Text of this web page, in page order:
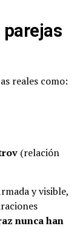
parejas
reales como:
(relación
y visible,
nunca han